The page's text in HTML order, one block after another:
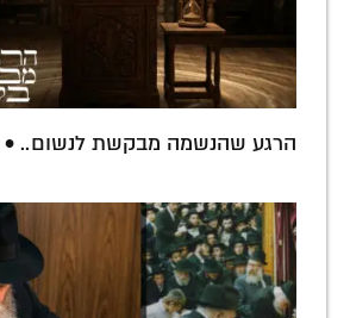
הרגע שהנשמה מבקשת לנשום.. •